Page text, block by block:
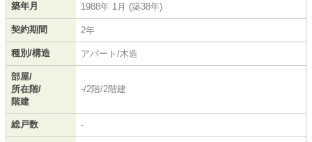
築年月 1988年 1月 (築38年)
契約期間 2年
種別/構造 アパート/木造
部屋/
所在階/
階建
-/2階/2階建
総戸数 -